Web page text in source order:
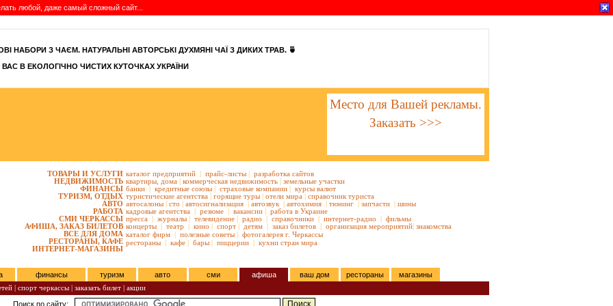
любой, даже самый сложный сайт...
НАБОРИ З ЧАЄМ. НАТУРАЛЬНІ АВТОРСЬКІ ДУХМЯНІ ЧАЇ З ДИКИХ ТРАВ. 🍵
В ЕКОЛОГІЧНО ЧИСТИХ КУТОЧКАХ УКРАЇНИ
Место для Вашей рекламы.
Заказать >>>
ТОВАРЫ И УСЛУГИ
НЕДВИЖИМОСТЬ
ФИНАНСЫ
ТУРИЗМ, ОТДЫХ
АВТО
РАБОТА
СМИ ЧЕРКАССЫ
АФИША, ЗАКАЗ БИЛЕТОВ
ВСЕ ДЛЯ ДОМА
РЕСТОРАНЫ, КАФЕ
ИНТЕРНЕТ-МАГАЗИНЫ
каталог предприятий | прайс-листы | разработка сайтов
квартиры, дома | коммерческая недвижимость | земельные участки
банки | кредитные союзы | страховые компании | курсы валют
туристические агентства | горящие туры | отели мира | справочник туриста
автосалоны | сто | автосигнализация | автозвук | автохимия | тюнинг | запчасти | шины
кадровые агентства | резюме | вакансии | работа в Украине
пресса | журналы | телевидение | радио | справочники | интернет-радио | фильмы
концерты | театр | кино | спорт | детям | заказ билетов | организация мероприятий| знакомства
каталог фирм | полезные советы | фотогалерея г. Черкассы
рестораны | кафе | бары | пиццерии | кухни стран мира
финансы туризм авто сми афиша ваш дом рестораны
магазины
| спорт черкассы | заказать билет | акции
Поиск по сайту: